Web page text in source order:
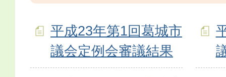
平成23年第1回葛城市
議会定例会審議結果